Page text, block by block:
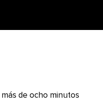
de ocho minutos